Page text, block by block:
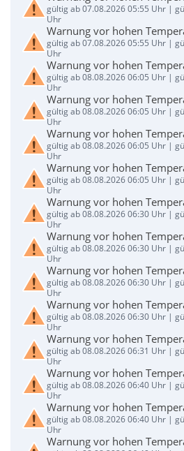
gültig ab 07.08.2026 05:55 Uhr |
Uhr
Warnung vor hohen
gültig ab 07.08.2026 05:55 Uhr |
Uhr
Warnung vor hohen
gültig ab 08.08.2026 06:05 Uhr |
Uhr
Warnung vor hohen
gültig ab 08.08.2026 06:05 Uhr |
Uhr
Warnung vor hohen
gültig ab 08.08.2026 06:05 Uhr |
Uhr
Warnung vor hohen
gültig ab 08.08.2026 06:05 Uhr |
Uhr
Warnung vor hohen
gültig ab 08.08.2026 06:30 Uhr |
Uhr
Warnung vor hohen
gültig ab 08.08.2026 06:30 Uhr |
Uhr
Warnung vor hohen
gültig ab 08.08.2026 06:30 Uhr |
Uhr
Warnung vor hohen
gültig ab 08.08.2026 06:30 Uhr |
Uhr
Warnung vor hohen
gültig ab 08.08.2026 06:31 Uhr |
Uhr
Warnung vor hohen
gültig ab 08.08.2026 06:40 Uhr |
Uhr
Warnung vor hohen
gültig ab 08.08.2026 06:40 Uhr |
Uhr
Warnung vor hohen